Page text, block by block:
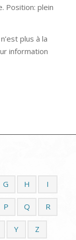
Position: plein
plus à la
information
G H I
P Q R
Y Z